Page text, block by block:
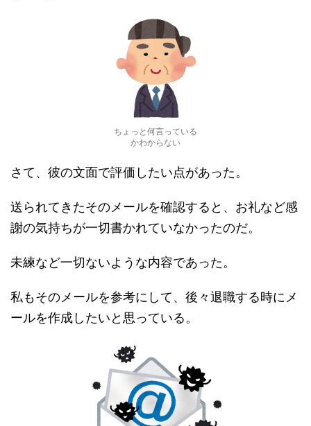
ちょっと何言っている
かわからない
さて、彼の文面で評価したい点があった。
送られてきたそのメールを確認すると、お礼など感
謝の気持ちが一切書かれていなかったのだ。
未練など一切ないような内容であった。
私もそのメールを参考にして、後々退職する時にメ
ールを作成したいと思っている。